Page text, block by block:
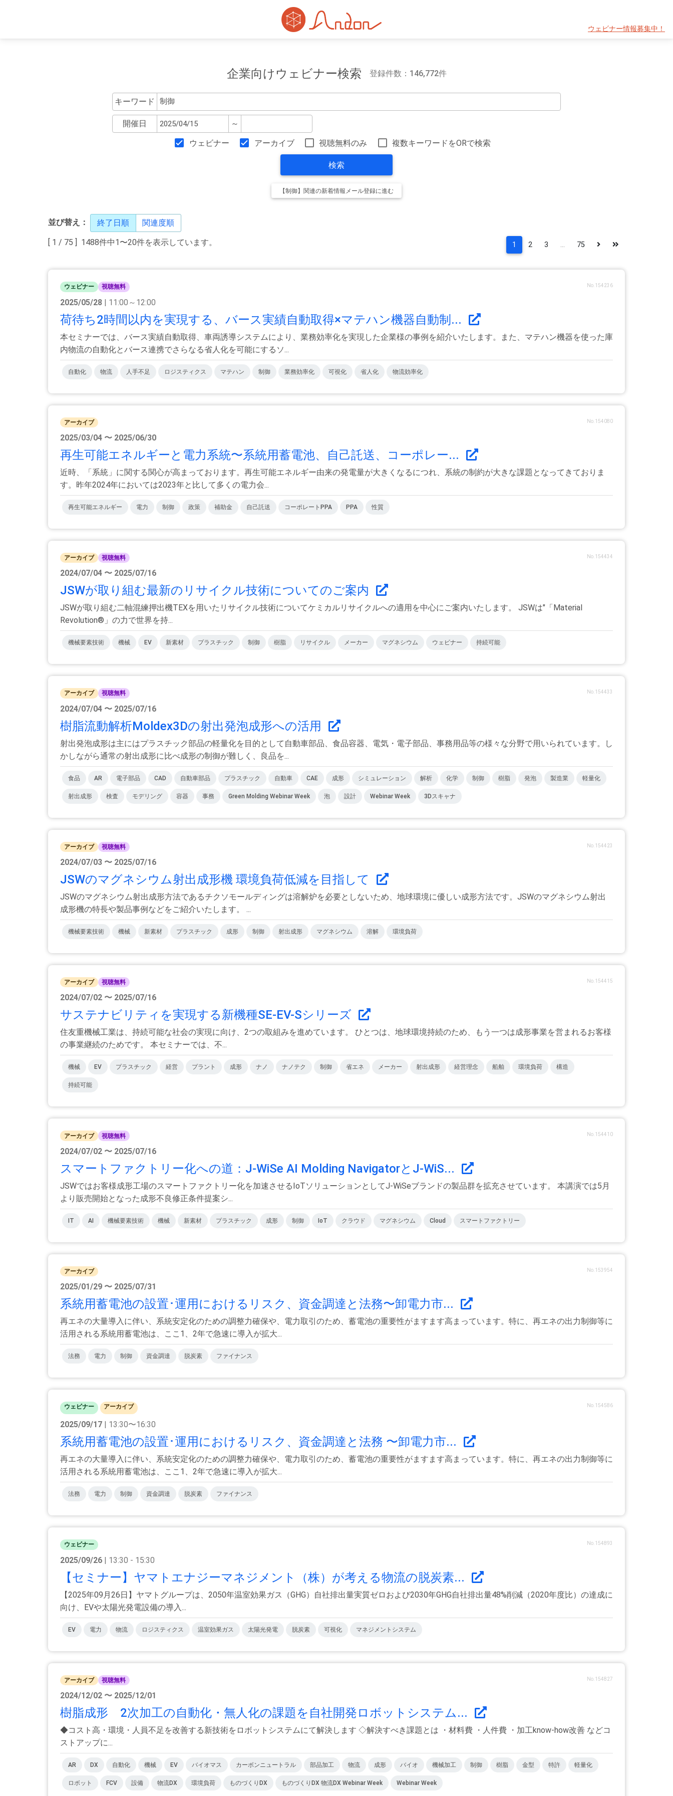
ウェビナー情報募集中！
企業向けウェビナー検索 登録件数：146,772件
キーワード
開催日 ～
ウェビナー アーカイブ 視聴無料のみ 複数キーワードをORで検索
検索
【制御】関連の新着情報メール登録に進む
並び替え： 終了日順 関連度順
[ 1 / 75 ] 1488件中1〜20件を表示しています。 1 2 3 ... 75
ウェビナー 視聴無料 No.154236
2025/05/28 | 11:00～12:00
荷待ち2時間以内を実現する、バース実績自動取得×マテハン機器自動制...
本セミナーでは、バース実績自動取得、車両誘導システムにより、業務効率化を実現した企業様の事例を紹介いたします。また、マテハン機器を使った庫
内物流の自動化とバース連携でさらなる省人化を可能にするソ...
自動化 物流 人手不足 ロジスティクス マテハン 制御 業務効率化 可視化 省人化 物流効率化
アーカイブ No.154080
2025/03/04 〜 2025/06/30
再生可能エネルギーと電力系統〜系統用蓄電池、自己託送、コーポレー...
近時、「系統」に関する関心が高まっております。再生可能エネルギー由来の発電量が大きくなるにつれ、系統の制約が大きな課題となってきておりま
す。昨年2024年においては2023年と比して多くの電力会...
再生可能エネルギー 電力 制御 政策 補助金 自己託送 コーポレートPPA PPA 性質
アーカイブ 視聴無料 No.154434
2024/07/04 〜 2025/07/16
JSWが取り組む最新のリサイクル技術についてのご案内
JSWが取り組む二軸混練押出機TEXを用いたリサイクル技術についてケミカルリサイクルへの適用を中心にご案内いたします。 JSWは"「Material
Revolution®」の力で世界を持...
機械要素技術 機械 EV 新素材 プラスチック 制御 樹脂 リサイクル メーカー マグネシウム ウェビナー 持続可能
アーカイブ 視聴無料 No.154433
2024/07/04 〜 2025/07/16
樹脂流動解析Moldex3Dの射出発泡成形への活用
射出発泡成形は主にはプラスチック部品の軽量化を目的として自動車部品、食品容器、電気・電子部品、事務用品等の様々な分野で用いられています。し
かしながら通常の射出成形に比べ成形の制御が難しく、良品を...
食品 AR 電子部品 CAD 自動車部品 プラスチック 自動車 CAE 成形 シミュレーション 解析 化学 制御 樹脂 発泡 製造業 軽量化
射出成形 検査 モデリング 容器 事務 Green Molding Webinar Week 泡 設計 Webinar Week 3Dスキャナ
アーカイブ 視聴無料 No.154423
2024/07/03 〜 2025/07/16
JSWのマグネシウム射出成形機 環境負荷低減を目指して
JSWのマグネシウム射出成形方法であるチクソモールディングは溶解炉を必要としないため、地球環境に優しい成形方法です。JSWのマグネシウム射出
成形機の特長や製品事例などをご紹介いたします。 ...
機械要素技術 機械 新素材 プラスチック 成形 制御 射出成形 マグネシウム 溶解 環境負荷
アーカイブ 視聴無料 No.154415
2024/07/02 〜 2025/07/16
サステナビリティを実現する新機種SE-EV-Sシリーズ
住友重機械工業は、持続可能な社会の実現に向け、2つの取組みを進めています。 ひとつは、地球環境持続のため、もう一つは成形事業を営まれるお客様
の事業継続のためです。 本セミナーでは、不...
機械 EV プラスチック 経営 プラント 成形 ナノ ナノテク 制御 省エネ メーカー 射出成形 経営理念 船舶 環境負荷 構造
持続可能
アーカイブ 視聴無料 No.154410
2024/07/02 〜 2025/07/16
スマートファクトリー化への道：J-WiSe AI Molding NavigatorとJ-WiS...
JSWではお客様成形工場のスマートファクトリー化を加速させるIoTソリューションとしてJ-WiSeブランドの製品群を拡充させています。 本講演では5月
より販売開始となった成形不良修正条件提案シ...
IT AI 機械要素技術 機械 新素材 プラスチック 成形 制御 IoT クラウド マグネシウム Cloud スマートファクトリー
アーカイブ No.153954
2025/01/29 〜 2025/07/31
系統用蓄電池の設置･運用におけるリスク、資金調達と法務〜卸電力市...
再エネの大量導入に伴い、系統安定化のための調整力確保や、電力取引のため、蓄電池の重要性がますます高まっています。特に、再エネの出力制御等に
活用される系統用蓄電池は、ここ1、2年で急速に導入が拡大...
法務 電力 制御 資金調達 脱炭素 ファイナンス
ウェビナー アーカイブ No.154586
2025/09/17 | 13:30〜16:30
系統用蓄電池の設置･運用におけるリスク、資金調達と法務 〜卸電力市...
再エネの大量導入に伴い、系統安定化のための調整力確保や、電力取引のため、蓄電池の重要性がますます高まっています。特に、再エネの出力制御等に
活用される系統用蓄電池は、ここ1、2年で急速に導入が拡大...
法務 電力 制御 資金調達 脱炭素 ファイナンス
ウェビナー No.154893
2025/09/26 | 13:30 - 15:30
【セミナー】ヤマトエナジーマネジメント（株）が考える物流の脱炭素...
【2025年09月26日】ヤマトグループは、2050年温室効果ガス（GHG）⾃社排出量実質ゼロおよび2030年GHG⾃社排出量48%削減（2020年度⽐）の達成に
向け、EVや太陽光発電設備の導⼊...
EV 電力 物流 ロジスティクス 温室効果ガス 太陽光発電 脱炭素 可視化 マネジメントシステム
アーカイブ 視聴無料 No.154827
2024/12/02 〜 2025/12/01
樹脂成形 2次加工の自動化・無人化の課題を自社開発ロボットシステム...
◆コスト高・環境・人員不足を改善する新技術をロボットシステムにて解決します ◇解決すべき課題とは ・材料費 ・人件費 ・加工know-how改善 などコ
ストアップに...
AR DX 自動化 機械 EV バイオマス カーボンニュートラル 部品加工 物流 成形 バイオ 機械加工 制御 樹脂 金型 特許 軽量化
ロボット FCV 設備 物流DX 環境負荷 ものづくりDX ものづくりDX 物流DX Webinar Week Webinar Week